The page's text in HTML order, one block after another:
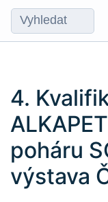
4.
poháru
výstava